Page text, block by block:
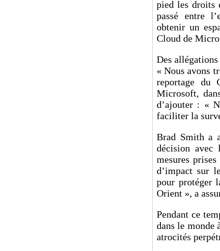
pied les droits
passé entre
obtenir un
Cloud de
Des
« Nous avons
reportage du
Microsoft,
d’ajouter : «
faciliter la
Brad Smith a
décision avec
mesures
d’impact sur
pour protéger
Orient », a
Pendant ce
dans le monde
atrocités